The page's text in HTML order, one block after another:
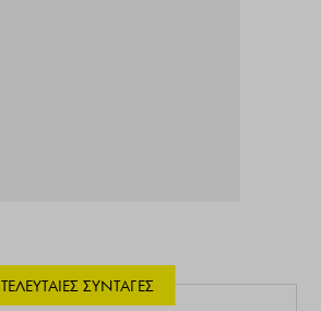
ΤΕΛΕΥΤΑΊΕΣ ΣΥΝΤΑΓΈΣ